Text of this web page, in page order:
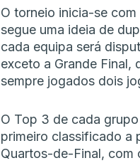
O torneio inicia-se
segue uma ideia de
cada equipa será
exceto a Grande Final,
sempre jogados dois
O Top 3 de cada
primeiro classificado a
Quartos-de-Final, com